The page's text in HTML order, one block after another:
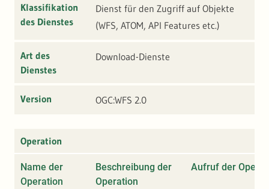
Klassifikation
des Dienstes
Dienst für den Zugriff auf Objekte
(WFS, ATOM, API Features etc.)
Art des
Dienstes
Download-Dienste
Version OGC:WFS 2.0
Operation
Name der
Operation
Beschreibung der
Operation
Aufruf der